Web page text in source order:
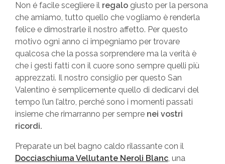
Non é facile scegliere il regalogiusto per la persona
che amiamo, tutto quello che vogliamo è renderla
felice e dimostrarle il nostro affetto. Per questo
motivo ogni anno ci impegniamo per trovare
qualcosa che la possa sorprendere ma la verità è
che i gesti fatti con il cuore sono sempre quelli più
apprezzati. Il nostro consiglio per questo San
Valentino è semplicemente quello di dedicarvi del
tempo l’un l’altro, perché sono i momenti passati
insieme che rimarranno per sempre nei vostri
ricordi.
Preparate un bel bagno caldo rilassante con il
Docciaschiuma Vellutante Neroli Blanc, una